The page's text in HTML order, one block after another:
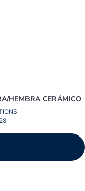
HEMBRA CERÁMICO